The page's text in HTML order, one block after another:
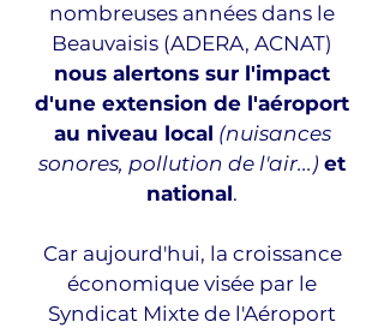
nombreuses années dans le
Beauvaisis (ADERA, ACNAT)
nous alertons sur l'impact
d'une extension de l'aéroport
au niveau local (nuisances
sonores, pollution de l'air...) et
national.
Car aujourd'hui, la croissance
économique visée par le
Syndicat Mixte de l'Aéroport